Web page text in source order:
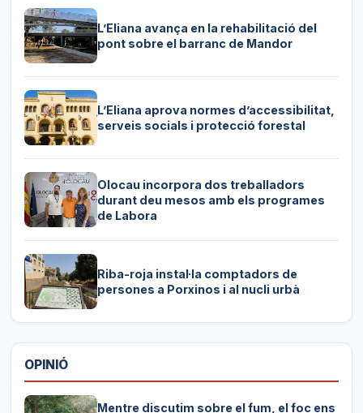
L’Eliana avança en la rehabilitació del
pont sobre el barranc de Mandor
L’Eliana aprova normes d’accessibilitat,
serveis socials i protecció forestal
Olocau incorpora dos treballadors
durant deu mesos amb els programes
de Labora
Riba-roja instal·la comptadors de
persones a Porxinos i al nucli urbà
OPINIÓ
Mentre discutim sobre el fum, el foc ens